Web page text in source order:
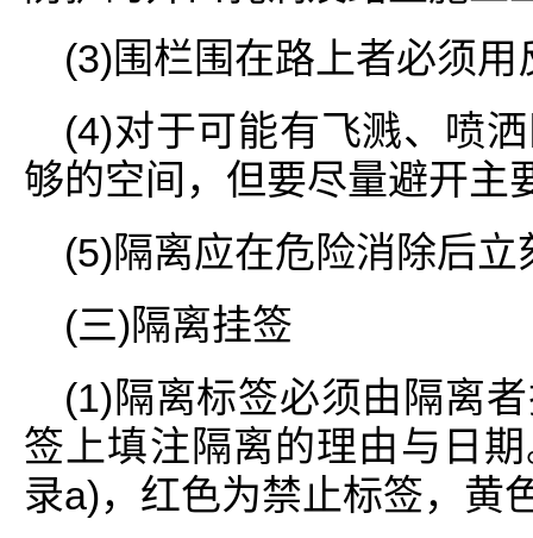
(3)围栏围在路上者必须
(4)对于可能有飞溅、喷
够的空间，但要尽量避开主
(5)隔离应在危险消除后立
(三)隔离挂签
(1)隔离标签必须由隔离
签上填注隔离的理由与日
录a)，红色为禁止标签，黄